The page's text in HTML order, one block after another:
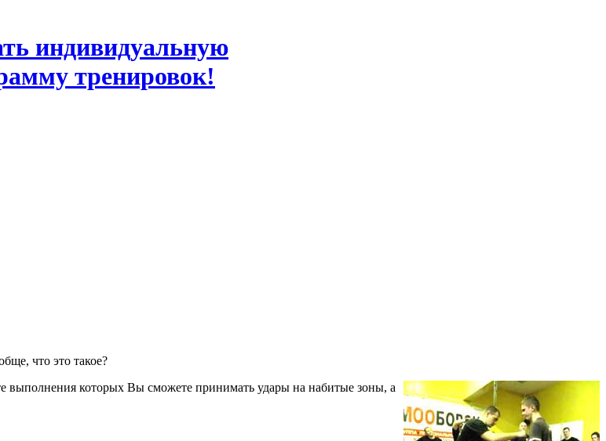
индивидуальную
тренировок!
что это такое?
выполнения которых Вы сможете принимать удары на набитые зоны, а